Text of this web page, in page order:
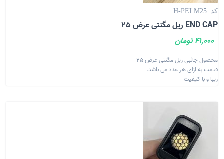
کد: H-PELM25
END CAP ریل مگنتی عرض 25
41,000 تومان
محصول جانبی ریل مگنتی عرض 25
قیمت به ازای هر عدد می باشد.
زیبا و با کیفیت